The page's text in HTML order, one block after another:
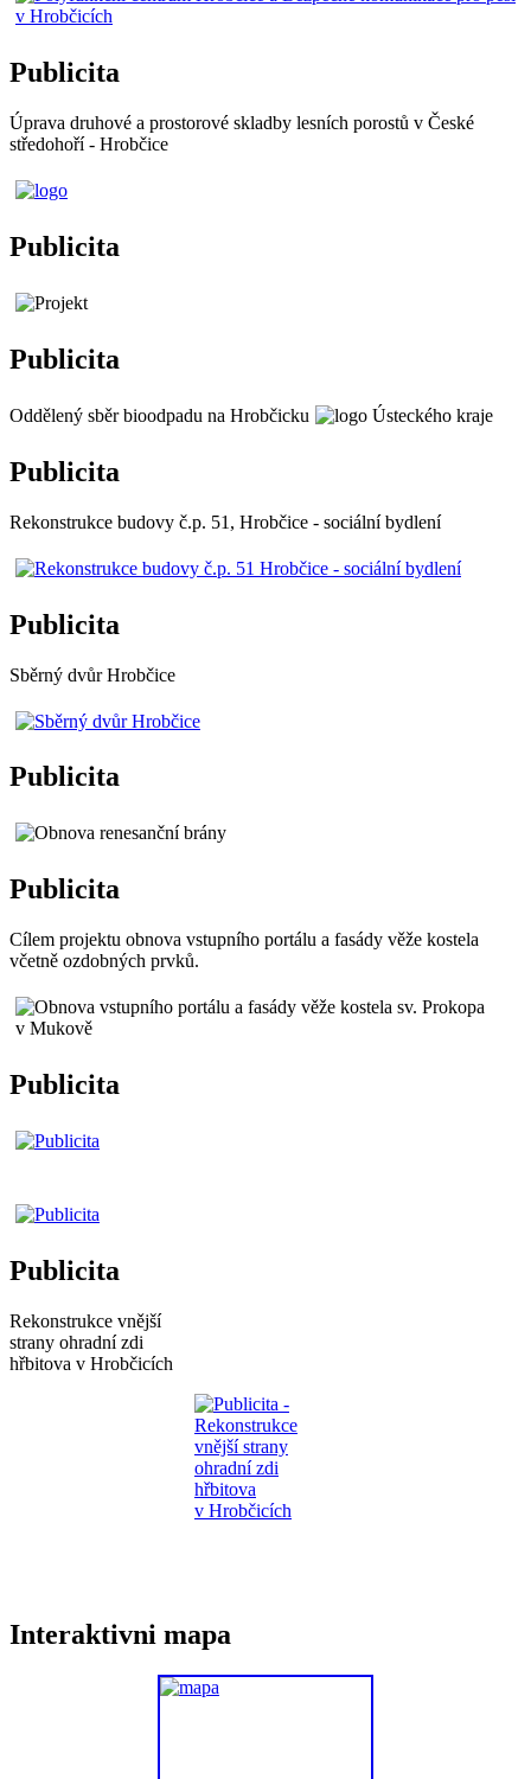
Publicita
Úprava druhové a prostorové skladby lesních porostů v České
středohoří - Hrobčice
Publicita
Publicita
Oddělený sběr bioodpadu na Hrobčicku
Publicita
Rekonstrukce budovy č.p. 51, Hrobčice - sociální bydlení
Publicita
Sběrný dvůr Hrobčice
Publicita
Publicita
Cílem projektu obnova vstupního portálu a fasády věže kostela
včetně ozdobných prvků.
Publicita
Publicita
Rekonstrukce vnější
strany ohradní zdi
hřbitova v Hrobčicích
Interaktivni mapa